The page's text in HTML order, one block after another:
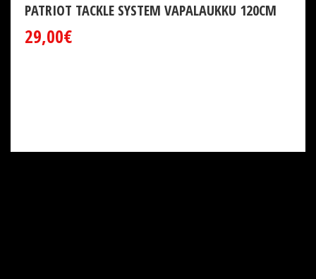
PATRIOT TACKLE SYSTEM VAPALAUKKU 120CM
29,00€